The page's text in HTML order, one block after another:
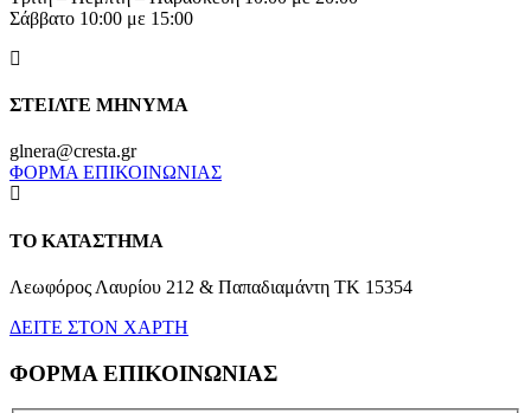
Σάββατο 10:00 με 15:00
ΣΤΕΙΛΤΕ ΜΗΝΥΜΑ
glnera@cresta.gr
ΦΟΡΜΑ ΕΠΙΚΟΙΝΩΝΙΑΣ
ΤΟ ΚΑΤΑΣΤΗΜΑ
Λεωφόρος Λαυρίου 212 & Παπαδιαμάντη ΤΚ 15354
ΔΕΙΤΕ ΣΤΟΝ ΧΑΡΤΗ
ΦΟΡΜΑ ΕΠΙΚΟΙΝΩΝΙΑΣ